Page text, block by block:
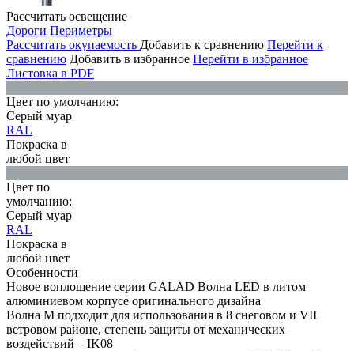
Рассчитать освещение
Дороги Периметры
Рассчитать окупаемость Добавить к сравнению Перейти к
сравнению Добавить в избранное Перейти в избранное
Листовка в PDF
Цвет по умолчанию:
Серый муар
RAL
Покраска в
любой цвет
Цвет по
умолчанию:
Серый муар
RAL
Покраска в
любой цвет
Особенности
Новое воплощение серии GALAD Волна LED в литом
алюминиевом корпусе оригинального дизайна
Волна M подходит для использования в 8 снеговом и VII
ветровом районе, степень защиты от механических
воздействий – IK08